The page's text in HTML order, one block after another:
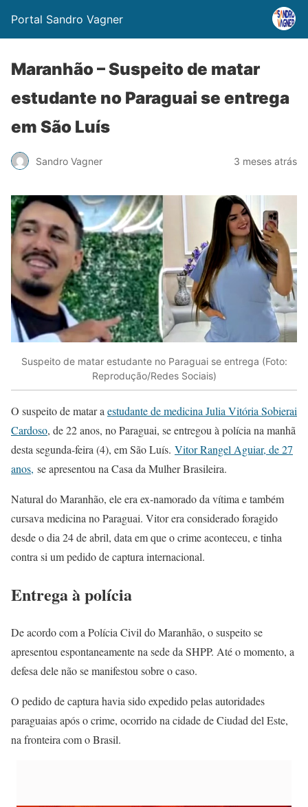
Portal Sandro Vagner
Maranhão – Suspeito de matar
estudante no Paraguai se entrega
em São Luís
Sandro Vagner 3 meses atrás
Suspeito de matar estudante no Paraguai se entrega (Foto:
Reprodução/Redes Sociais)
O suspeito de matar aestudante de medicina Julia Vitória Sobierai
Cardoso, de 22 anos, no Paraguai, se entregou à polícia na manhã
desta segunda-feira (4), em São Luís. Vitor Rangel Aguiar, de 27
anos, se apresentou na Casa da Mulher Brasileira.
Natural do Maranhão, ele era ex-namorado da vítima e também
cursava medicina no Paraguai. Vitor era considerado foragido
desde o dia 24 de abril, data em que o crime aconteceu, e tinha
contra si um pedido de captura internacional.
Entrega à polícia
De acordo com a Polícia Civil do Maranhão, o suspeito se
apresentou espontaneamente na sede da SHPP. Até o momento, a
defesa dele não se manifestou sobre o caso.
O pedido de captura havia sido expedido pelas autoridades
paraguaias após o crime, ocorrido na cidade de Ciudad del Este,
na fronteira com o Brasil.